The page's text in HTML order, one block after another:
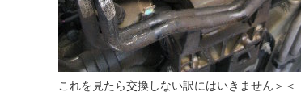
これを見たら交換しない訳にはいきません＞＜